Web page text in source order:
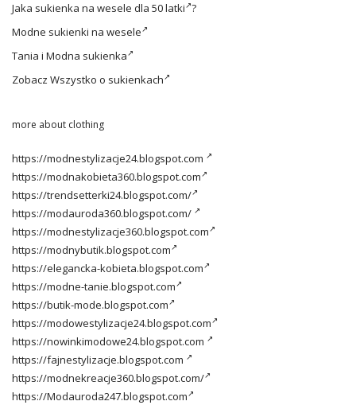
Jaka sukienka na wesele dla 50 latki ?
Modne sukienki na wesele
Tania i Modna sukienka
Zobacz Wszystko o sukienkach
more about clothing
https://modnestylizacje24.blogspot.com
https://modnakobieta360.blogspot.com
https://trendsetterki24.blogspot.com/
https://modauroda360.blogspot.com/
https://modnestylizacje360.blogspot.com
https://modnybutik.blogspot.com
https://elegancka-kobieta.blogspot.com
https://modne-tanie.blogspot.com
https://butik-mode.blogspot.com
https://modowestylizacje24.blogspot.com
https://nowinkimodowe24.blogspot.com
https://fajnestylizacje.blogspot.com
https://modnekreacje360.blogspot.com/
https://Modauroda247.blogspot.com